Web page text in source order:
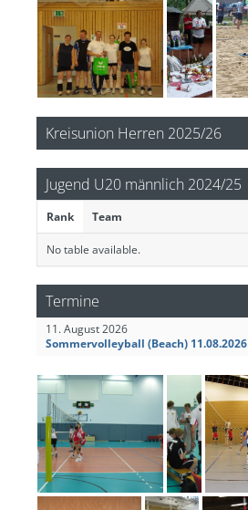
Kreisunion Herren 2025/26
Jugend U20 männlich 2024/25
Rank Team
No table available.
Termine
11. August 2026
Sommervolleyball (Beach) 11.08.2026